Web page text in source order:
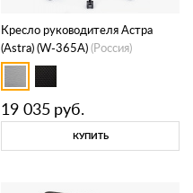
Кресло руководителя Астра
(Astra) (W-365A)(Россия)
19 035 руб.
КУПИТЬ